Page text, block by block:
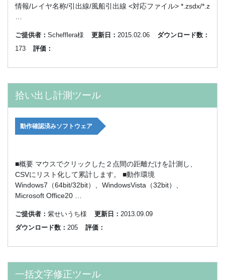
情報/レイヤ名称/引出線/風船引出線 <対応ファイル> *.zsdx/*.z
ご提供者： Schefflera様 更新日： 2015.02.06
ダウンロード数：
173
評価：
拾い出し計測ツール
動作確認済みソフトウェア
■概要 マウスでクリックした２点間の距離だけを計測し、
CSVにリスト化して累計します。 ■動作環境
Windows7（64bit/32bit）、WindowsVista（32bit）、
Microsoft Office20 …
ご提供者： 紫せいうち様 更新日： 2013.09.09
ダウンロード数： 205 評価：
一括文字修正ツール